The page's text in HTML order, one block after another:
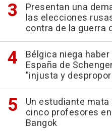
Presentan una
las elecciones
contra de la guerra
Bélgica niega
España de
"injusta y
Un estudiante
cinco profesores
Bangok